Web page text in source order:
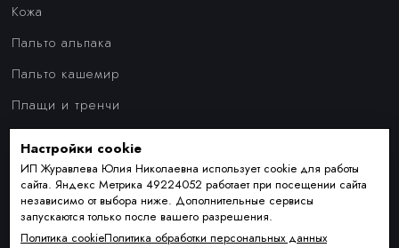
Кожа
Пальто альпака
Пальто кашемир
Плащи и тренчи
ПОКУПАТЕЛЯМ
Наши преимущества
Индивидуальный пошив
Условия доставки
Настройки cookie
ИП Журавлева Юлия Николаевна использует cookie для работы
сайта. Яндекс Метрика 49224052 работает при посещении сайта
независимо от выбора ниже. Дополнительные сервисы
запускаются только после вашего разрешения.
Политика cookieПолитика обработки персональных данных